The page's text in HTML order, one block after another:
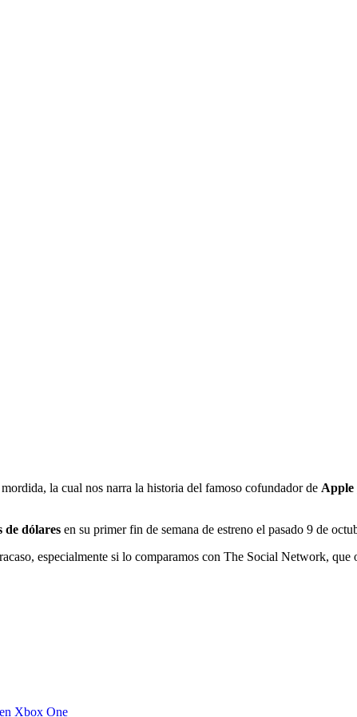
la cual nos narra la historia del famoso cofundador de Apple
de dólares en su primer fin de semana de estreno el pasado 9 de
especialmente si lo comparamos con The Social Network,
Xbox One